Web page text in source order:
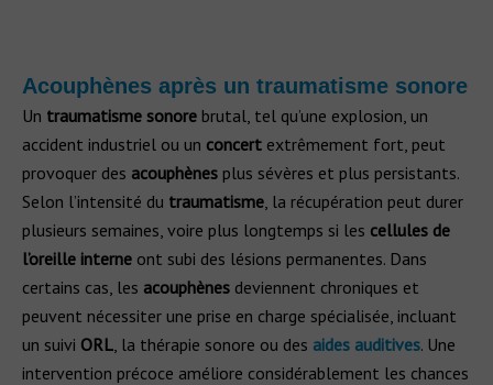
Acouphènes après un traumatisme sonore
Un traumatisme sonore brutal, tel qu’une explosion, un
accident industriel ou un concert extrêmement fort, peut
provoquer des acouphènes plus sévères et plus persistants.
Selon l’intensité du traumatisme, la récupération peut durer
plusieurs semaines, voire plus longtemps si les cellules de
l’oreille interne ont subi des lésions permanentes. Dans
certains cas, les acouphènes deviennent chroniques et
peuvent nécessiter une prise en charge spécialisée, incluant
un suivi ORL, la thérapie sonore ou des aides auditives. Une
intervention précoce améliore considérablement les chances